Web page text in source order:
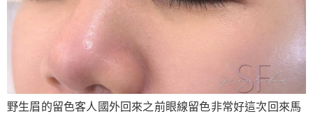
野生眉的留色客人國外回來之前眼線留色非常好這次回來馬